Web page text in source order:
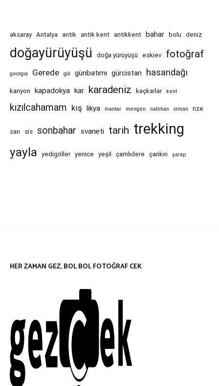
aksaray Antalya antik antik kent antikkent bahar bolu deniz
doğayürüyüşü doğa yürüyüşü eskiev fotoğraf
georgia Gerede göl günbatımı gürcistan hasandağı
kanyon kapadokya kar karadeniz kaçkarlar kent
kızılcahamam kış likya mantar mengen nallıhan orman rize
sarı sis sonbahar svaneti tarih trekking
yayla yedigöller yenice yeşil çamlıdere çankırı şarap
HER ZAMAN GEZ, BOL BOL FOTOĞRAF CEK